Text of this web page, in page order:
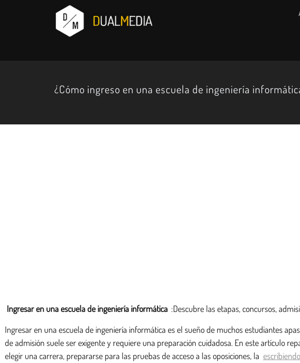
¿Cómo ingreso en una escuela de ingeniería
Ingresar en una escuela de ingeniería informática :Descubre las etapas, concursos,
Ingresar en una escuela de ingeniería informática es el sueño de muchos estudiantes
de admisión suele ser exigente y requiere una preparación cuidadosa. En este artículo
elegir una carrera, prepararse para las pruebas de acceso a las oposiciones, la escribiendo